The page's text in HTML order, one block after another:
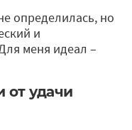
определилась, но
и
меня идеал –
от удачи